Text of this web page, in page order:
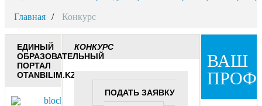
Главная Конкурс
ЕДИНЫЙ
ОБРАЗОВАТЕЛЬНЫЙ
ПОРТАЛ
OTANBILIM.KZ
ВАШ
КОНКУРС
ПОДАТЬ ЗАЯВКУ